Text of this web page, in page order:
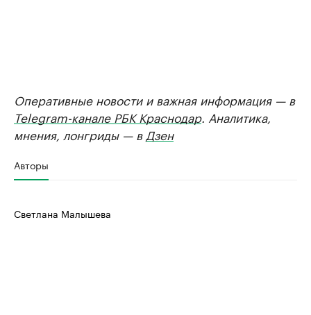
Оперативные новости и важная информация — в
Telegram-канале РБК Краснодар. Аналитика,
мнения, лонгриды — в Дзен
Авторы
Светлана Малышева